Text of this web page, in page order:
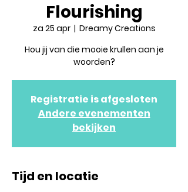
Flourishing
za 25 apr
  |
Dreamy Creations
Hou jij van die mooie krullen aan je
woorden?
Registratie is afgesloten
Andere evenementen
bekijken
Tijd en locatie